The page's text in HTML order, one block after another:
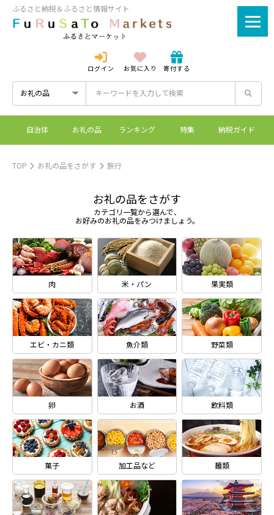
ふるさと納税＆ふるさと情報サイト
ログイン お気に入り 寄付する
自治体 お礼の品 ランキング 特集 納税ガイド
TOP
お礼の品をさがす 旅行
お礼の品をさがす
カテゴリ一覧から選んで、
お好みのお礼の品をみつけましょう。
肉 米・パン 果実類
エビ・カニ類 魚介類 野菜類
卵 お酒 飲料類
菓子 加工品など 麺類